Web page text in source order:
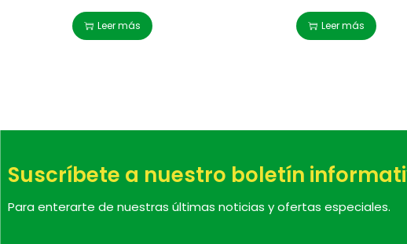
Leer más Leer más
Suscríbete a nuestro boletín
Para enterarte de nuestras últimas noticias y ofertas especiales.